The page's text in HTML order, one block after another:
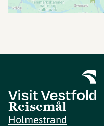
Reisemål
Holmestrand